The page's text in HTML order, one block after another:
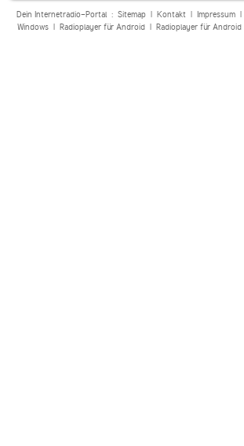
Dein Internetradio-Portal : Sitemap| Kontakt| Impressum|
Windows| Radioplayer für Android| Radioplayer für Android